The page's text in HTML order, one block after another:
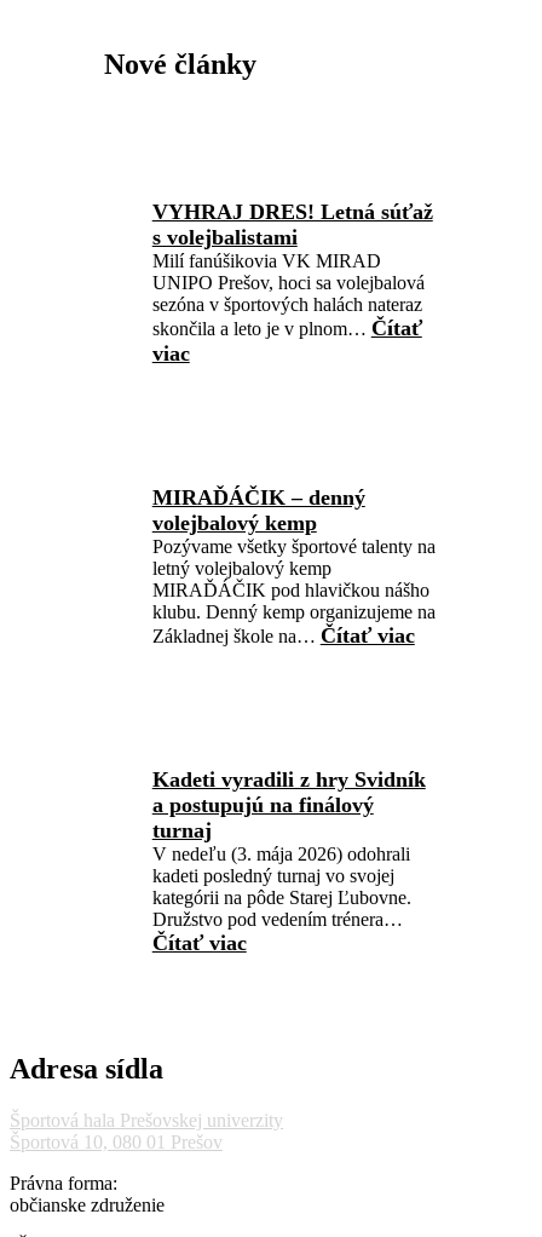
Nové články
VYHRAJ DRES! Letná súťaž
s volejbalistami
Milí fanúšikovia VK MIRAD
UNIPO Prešov, hoci sa volejbalová
sezóna v športových halách nateraz
skončila a leto je v plnom… Čítať
viac:
volejbalistami
MIRAĎÁČIK – denný
volejbalový kemp
Pozývame všetky športové talenty na
letný volejbalový kemp
MIRAĎÁČIK pod hlavičkou nášho
klubu. Denný kemp organizujeme na
Základnej škole na… Čítať viac:
Kadeti vyradili z hry Svidník
a postupujú na finálový
turnaj
V nedeľu (3. mája 2026) odohrali
kadeti posledný turnaj vo svojej
kategórii na pôde Starej Ľubovne.
Družstvo pod vedením trénera…
Čítať viac:
postupujú
Adresa sídla
Športová hala Prešovskej univerzity
Športová 10, 080 01 Prešov
Právna forma:
občianske združenie